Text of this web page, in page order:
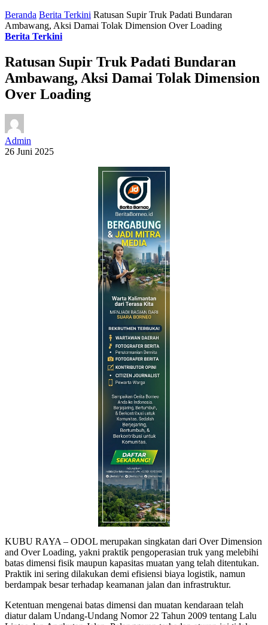
Beranda Berita Terkini Ratusan Supir Truk Padati Bundaran
Ambawang, Aksi Damai Tolak Dimension Over Loading
Berita Terkini
Ratusan Supir Truk Padati Bundaran
Ambawang, Aksi Damai Tolak Dimension
Over Loading
Admin
26 Juni 2025
KUBU RAYA – ODOL merupakan singkatan dari Over Dimension
and Over Loading, yakni praktik pengoperasian truk yang melebihi
batas dimensi fisik maupun kapasitas muatan yang telah ditentukan.
Praktik ini sering dilakukan demi efisiensi biaya logistik, namun
berdampak besar terhadap keamanan jalan dan infrastruktur.
Ketentuan mengenai batas dimensi dan muatan kendaraan telah
diatur dalam Undang-Undang Nomor 22 Tahun 2009 tentang Lalu